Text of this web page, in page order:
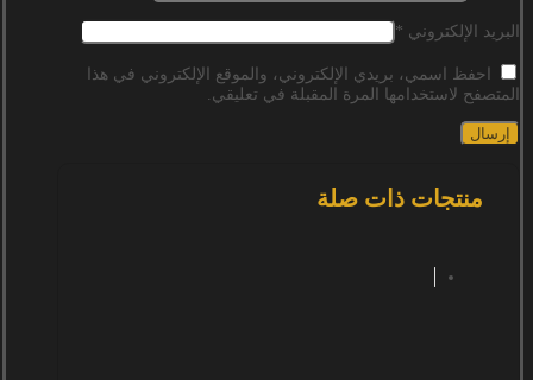
البريد الإلكتروني *
احفظ اسمي، بريدي الإلكتروني، والموقع الإلكتروني في هذا
المتصفح لاستخدامها المرة المقبلة في تعليقي.
منتجات ذات صلة